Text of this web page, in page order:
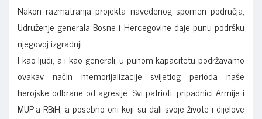
Nakon razmatranja projekta navedenog spomen područja,
Udruženje generala Bosne i Hercegovine daje punu podršku
njegovoj izgradnji.
I kao ljudi, a i kao generali, u punom kapacitetu podržavamo
ovakav način memorijalizacije svijetlog perioda naše
herojske odbrane od agresije. Svi patrioti, pripadnici Armije i
MUP-a RBiH, a posebno oni koji su dali svoje živote i dijelove